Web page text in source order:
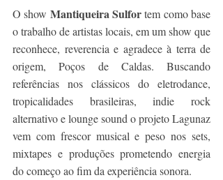
O show Mantiqueira Sulfor tem como base
o trabalho de artistas locais, em um show que
reconhece, reverencia e agradece à terra de
origem, Poços de Caldas. Buscando
referências nos clássicos do eletrodance,
tropicalidades brasileiras, indie rock
alternativo e lounge sound o projeto Lagunaz
vem com frescor musical e peso nos sets,
mixtapes e produções prometendo energia
do começo ao fim da experiência sonora.